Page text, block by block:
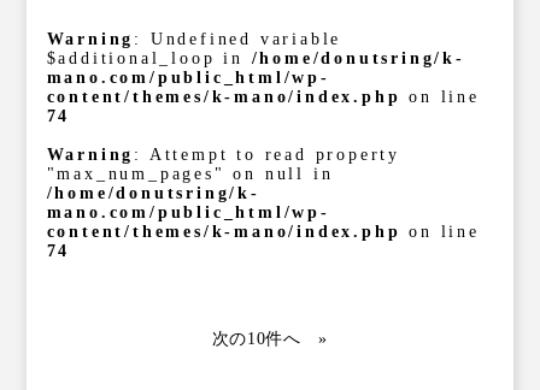
Warning : Undefined variable
$additional_loop in /home/donutsring/k-
mano.com/public_html/wp-
content/themes/k-mano/index.php on line
74
Warning : Attempt to read property
"max_num_pages" on null in
/home/donutsring/k-
mano.com/public_html/wp-
content/themes/k-mano/index.php on line
74
»